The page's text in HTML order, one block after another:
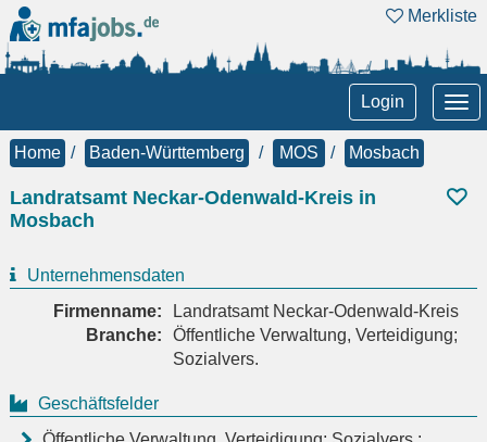
Merkliste
Login
Home Baden-Württemberg MOS Mosbach
Landratsamt Neckar-Odenwald-Kreis in
Mosbach
Unternehmensdaten
Firmenname:
Landratsamt Neckar-Odenwald-Kreis
Branche:
Öffentliche Verwaltung, Verteidigung;
Sozialvers.
Geschäftsfelder